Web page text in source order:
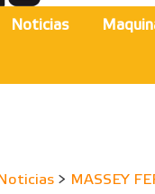
Noticias
Noticias > MASSEY